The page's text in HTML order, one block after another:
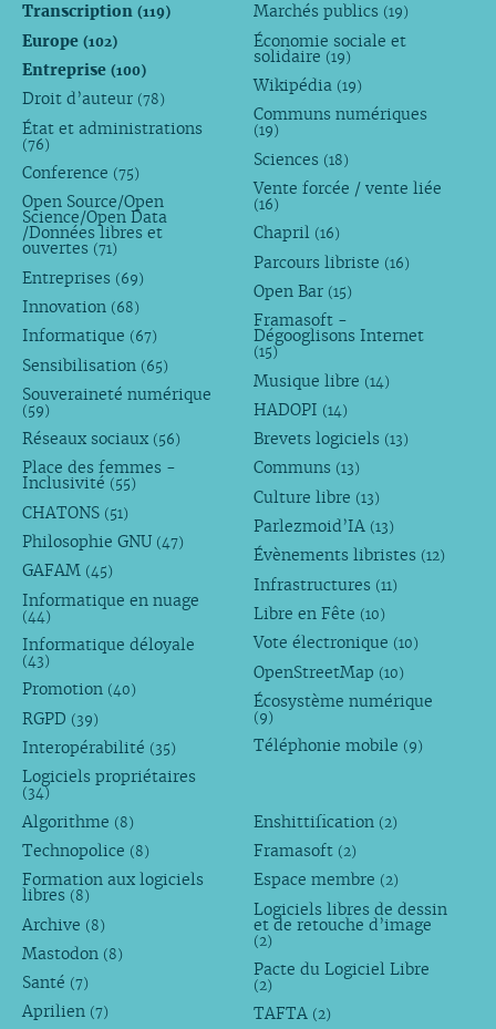
Transcription (119)
Europe (102)
Entreprise (100)
Droit d’auteur (78)
État et administrations
(76)
Conference (75)
Open Source/Open
Science/Open Data
/Données libres et
ouvertes (71)
Entreprises (69)
Innovation (68)
Informatique (67)
Sensibilisation (65)
Souveraineté numérique
(59)
Réseaux sociaux (56)
Place des femmes -
Inclusivité (55)
CHATONS (51)
Philosophie GNU (47)
GAFAM (45)
Informatique en nuage
(44)
Informatique déloyale
(43)
Promotion (40)
RGPD (39)
Interopérabilité (35)
Logiciels propriétaires
(34)
Marchés publics (19)
Économie sociale et
solidaire (19)
Wikipédia (19)
Communs numériques
(19)
Sciences (18)
Vente forcée / vente liée
(16)
Chapril (16)
Parcours libriste (16)
Open Bar (15)
Framasoft -
Dégooglisons Internet
(15)
Musique libre (14)
HADOPI (14)
Brevets logiciels (13)
Communs (13)
Culture libre (13)
Parlezmoid’IA (13)
Évènements libristes (12)
Infrastructures (11)
Libre en Fête (10)
Vote électronique (10)
OpenStreetMap (10)
Écosystème numérique
(9)
Téléphonie mobile (9)
Algorithme (8)
Technopolice (8)
Formation aux logiciels
libres (8)
Archive (8)
Mastodon (8)
Santé (7)
Aprilien (7)
Enshittification (2)
Framasoft (2)
Espace membre (2)
Logiciels libres de dessin
et de retouche d’image
(2)
Pacte du Logiciel Libre
(2)
TAFTA (2)